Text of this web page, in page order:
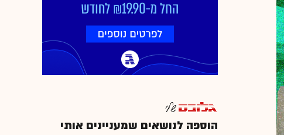
הוספה לנושאים שמעניינים אותי